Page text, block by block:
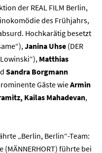
der REAL FILM Berlin,
des Frühjahrs,
Hochkarätig besetzt
Janina Uhse (DER
Matthias
Sandra Borgmann
Gäste wieArmin
Kailas Mahadevan,
„Berlin, Berlin“-Team:
(MÄNNERHORT) führte bei